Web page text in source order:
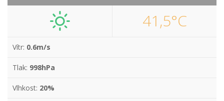
41,5°C
Vítr: 0.6m/s
Tlak: 998hPa
Vlhkost: 20%